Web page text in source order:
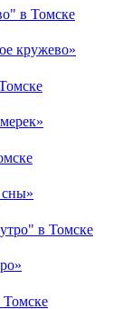
кружево»